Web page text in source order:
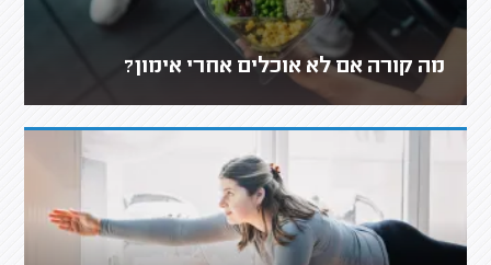
מה קורה אם לא אוכלים אחרי אימון?